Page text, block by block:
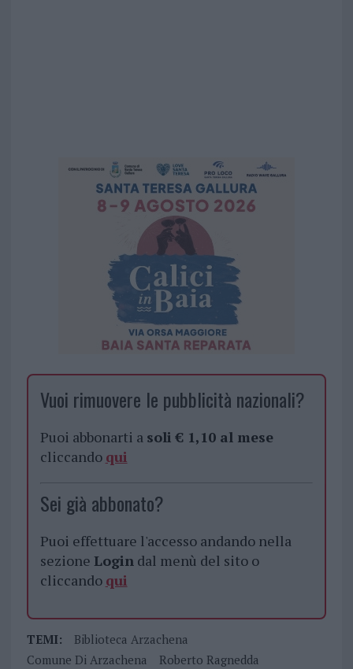
Vuoi rimuovere le pubblicità nazionali?
Puoi abbonarti a soli € 1,10 al mese
cliccando qui
Sei già abbonato?
Puoi effettuare l'accesso andando nella
sezione Logindal menù del sito o
cliccando qui
TEMI:
Biblioteca Arzachena
Comune Di Arzachena
Roberto Ragnedda